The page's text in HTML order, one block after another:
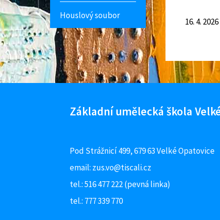
Houslový soubor
16. 4. 2026
Základní umělecká škola
Pod Strážnicí 499, 679 63 Velké Opatovice
email: zus.vo@tiscali.cz
tel.: 516 477 222 (pevná linka)
tel.: 777 339 770
Facebook ZUŠ Velké Opatovice